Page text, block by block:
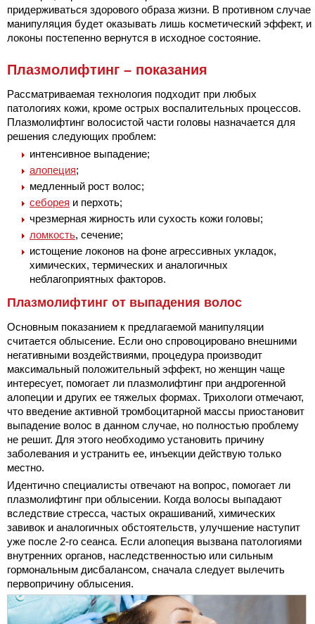
придерживаться здорового образа жизни. В противном случае
манипуляция будет оказывать лишь косметический эффект, и
локоны постепенно вернутся в исходное состояние.
Плазмолифтинг – показания
Рассматриваемая технология подходит при любых
патологиях кожи, кроме острых воспалительных процессов.
Плазмолифтинг волосистой части головы назначается для
решения следующих проблем:
интенсивное выпадение;
алопеция;
медленный рост волос;
себорея и перхоть;
чрезмерная жирность или сухость кожи головы;
ломкость, сечение;
истощение локонов на фоне агрессивных укладок,
химических, термических и аналогичных
неблагоприятных факторов.
Плазмолифтинг от выпадения волос
Основным показанием к предлагаемой манипуляции
считается облысение. Если оно спровоцировано внешними
негативными воздействиями, процедура производит
максимальный положительный эффект, но женщин чаще
интересует, помогает ли плазмолифтинг при андрогенной
алопеции и других ее тяжелых формах. Трихологи отмечают,
что введение активной тромбоцитарной массы приостановит
выпадение волос в данном случае, но полностью проблему
не решит. Для этого необходимо установить причину
заболевания и устранить ее, инъекции действую только
местно.
Идентично специалисты отвечают на вопрос, помогает ли
плазмолифтинг при облысении. Когда волосы выпадают
вследствие стресса, частых окрашиваний, химических
завивок и аналогичных обстоятельств, улучшение наступит
уже после 2-го сеанса. Если алопеция вызвана патологиями
внутренних органов, наследственностью или сильным
гормональным дисбалансом, сначала следует вылечить
первопричину облысения.